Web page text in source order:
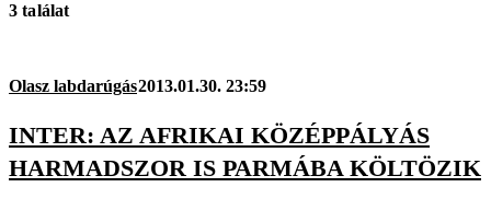
3 találat
Olasz labdarúgás2013.01.30. 23:59
INTER: AZ AFRIKAI KÖZÉPPÁLYÁS
HARMADSZOR IS PARMÁBA KÖLTÖZIK